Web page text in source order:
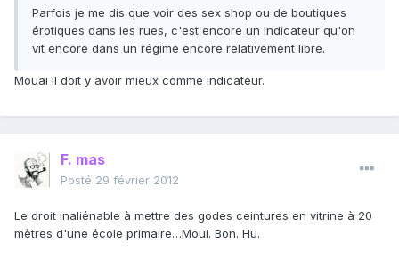
Parfois je me dis que voir des sex shop ou de boutiques
érotiques dans les rues, c'est encore un indicateur qu'on
vit encore dans un régime encore relativement libre.
Mouai il doit y avoir mieux comme indicateur.
F. mas
Posté 29 février 2012
Le droit inaliénable à mettre des godes ceintures en vitrine à 20
mètres d'une école primaire…Moui. Bon. Hu.